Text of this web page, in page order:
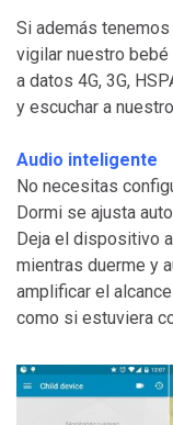
Si además tenemos
vigilar nuestro
a datos 4G, 3G,
y escuchar a
Audio inteligente
No necesitas
Dormi se ajusta
Deja el dispositivo
mientras duerme y
amplificar el
como si estuviera